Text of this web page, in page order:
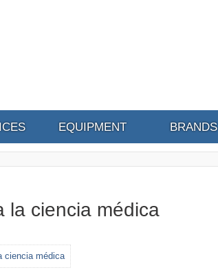
EQUIPMENT BRANDS
la ciencia médica